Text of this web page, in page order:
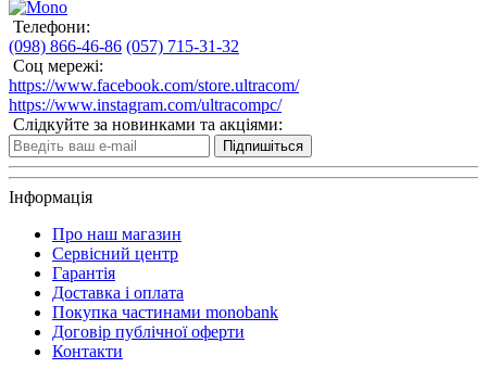
Телефони:
(098) 866-46-86 (057) 715-31-32
Соц мережі:
https://www.facebook.com/store.ultracom/
https://www.instagram.com/ultracompc/
Слідкуйте за новинками та акціями:
Підпишіться
Інформація
Про наш магазин
Сервісний центр
Гарантія
Доставка і оплата
Покупка частинами monobank
Договір публічної оферти
Контакти